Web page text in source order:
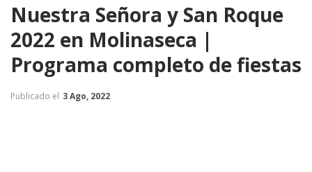
Nuestra Señora y San Roque
2022 en Molinaseca |
Programa completo de fiestas
Publicado el 3 Ago, 2022